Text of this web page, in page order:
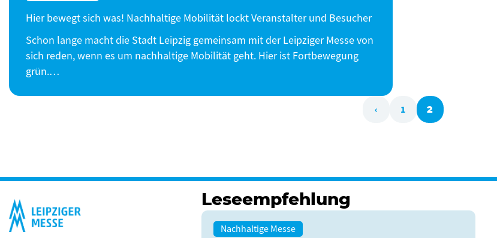
Hier bewegt sich was! Nachhaltige Mobilität lockt Veranstalter und Besucher
Schon lange macht die Stadt Leipzig gemeinsam mit der Leipziger Messe von
sich reden, wenn es um nachhaltige Mobilität geht. Hier ist Fortbewegung
grün.…
‹ 1 2
Leseempfehlung
Nachhaltige Messe